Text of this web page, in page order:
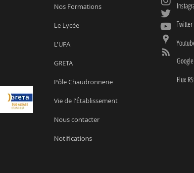
Nos Formations
Le Lycée
L'UFA
GRETA
Pôle Chaudronnerie
Vie de l'Établissement
Nous contacter
Notifications
Twitter
Flux